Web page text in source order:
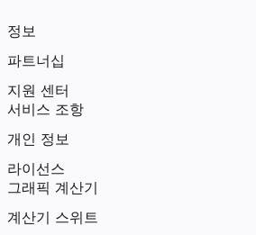
정보
파트너십
지원 센터
서비스 조항
개인 정보
라이선스
그래픽 계산기
계산기 스위트